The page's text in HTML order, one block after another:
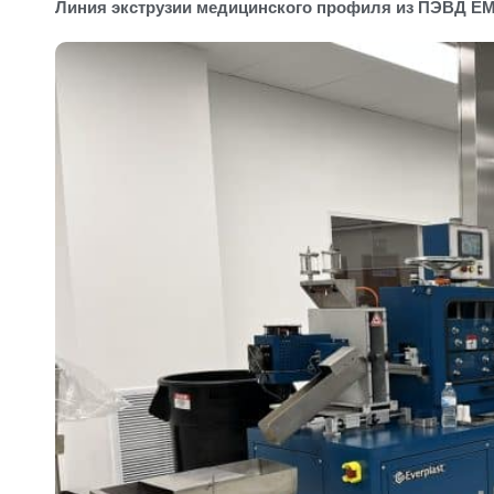
Линия экструзии медицинского профиля из ПЭВД